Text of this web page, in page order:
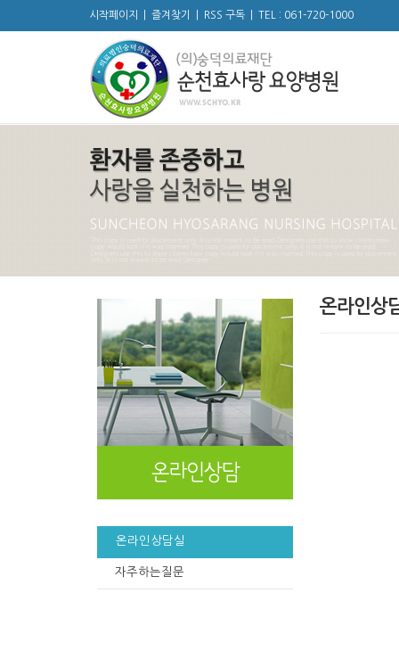
시작페이지 즐겨찾기 RSS 구독 TEL : 061-720-1000
온라인상담실
자주하는질문
온라인상